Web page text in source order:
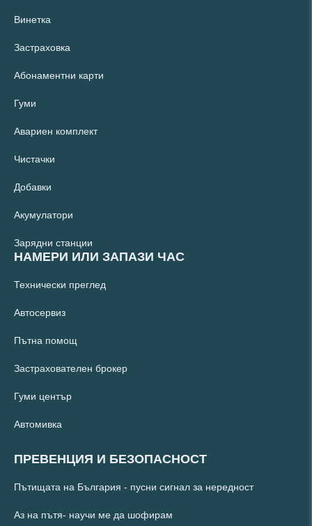
Винетка
Застраховка
Абонаментни карти
Гуми
Авариен комплект
Чистачки
Добавки
Акумулатори
Зарядни станции
НАМЕРИ ИЛИ ЗАПАЗИ ЧАС
Технически преглед
Автосервиз
Пътна помощ
Застрахователен брокер
Гуми център
Автомивка
ПРЕВЕНЦИЯ И БЕЗОПАСНОСТ
Пътищата на България - пусни сигнал за нередност
Аз на пътя- научи ме да шофирам